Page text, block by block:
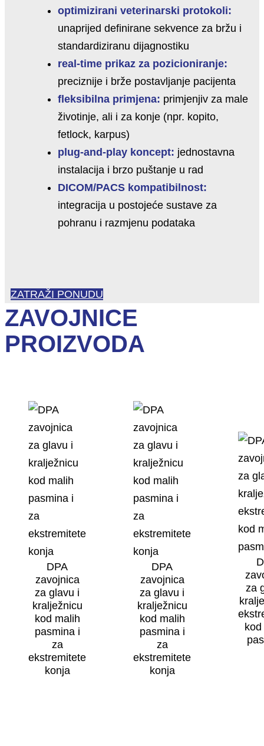
optimizirani veterinarski protokoli:
unaprijed definirane sekvence za bržu i
standardiziranu dijagnostiku
real-time prikaz za pozicioniranje:
preciznije i brže postavljanje pacijenta
fleksibilna primjena: primjenjiv za male
životinje, ali i za konje (npr. kopito,
fetlock, karpus)
plug-and-play koncept: jednostavna
instalacija i brzo puštanje u rad
DICOM/PACS kompatibilnost:
integracija u postojeće sustave za
pohranu i razmjenu podataka
ZATRAŽI PONUDU
ZAVOJNICE
PROIZVODA
DPA
zavojnica
za glavu i
kralježnicu
kod malih
pasmina i
za
ekstremitete
konja
DPA
zavojnica
za glavu i
kralježnicu
kod malih
pasmina i
za
ekstremitete
konja
za